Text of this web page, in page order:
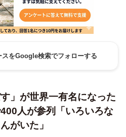
スをGoogle検索でフォローする
」が世界一有名になった
人が参列「いろいろな
んがいた」